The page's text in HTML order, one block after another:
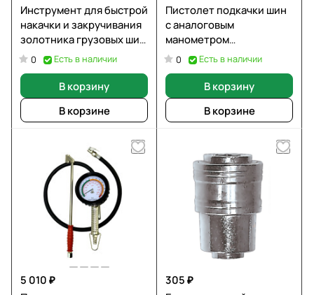
Инструмент для быстрой
накачки и закручивания
золотника грузовых шин
с манометром
SHTELWHEEL ST-005F
0 Есть в наличии
В корзину
В корзине
Пистолет подкачки шин
с аналоговым
манометром
WIEDERKRAFT WDK-29115
0 Есть в наличии
В корзину
В корзине
5 010 ₽
305 ₽